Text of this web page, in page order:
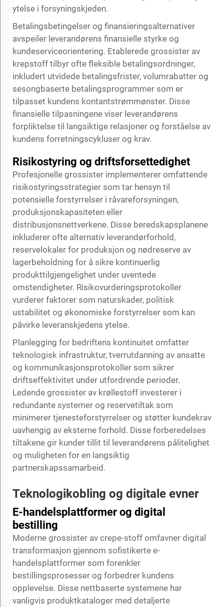
ytelse i forsyningskjeden.
Betalingsbetingelser og finansieringsalternativer
avspeiler leverandørens finansielle styrke og
kundeserviceorientering. Etablerede grossister av
krepstoff tilbyr ofte fleksible betalingsordninger,
inkludert utvidede betalingsfrister, volumrabatter og
sesongbaserte betalingsprogrammer som er
tilpasset kundens kontantstrømmønster. Disse
finansielle tilpasningene viser leverandørens
forpliktelse til langsiktige relasjoner og forståelse av
kundens forretningscykluser og krav.
Risikostyring og driftsforsettedighet
Profesjonelle grossister implementerer omfattende
risikostyringsstrategier som tar hensyn til
potensielle forstyrrelser i råvareforsyningen,
produksjonskapasiteten eller
distribusjonsnettverkene. Disse beredskapsplanene
inkluderer ofte alternativ leverandørforhold,
reservelokaler for produksjon og nødreserve av
lagerbeholdning for å sikre kontinuerlig
produkttilgjengelighet under uventede
omstendigheter. Risikovurderingsprotokoller
vurderer faktorer som naturskader, politisk
ustabilitet og økonomiske forstyrrelser som kan
påvirke leveranskjedens ytelse.
Planlegging for bedriftens kontinuitet omfatter
teknologisk infrastruktur, tverrutdanning av ansatte
og kommunikasjonsprotokoller som sikrer
driftseffektivitet under utfordrende perioder.
Ledende grossister av krøllestoff investerer i
redundante systemer og reservetiltak som
minimerer tjenesteforstyrrelser og støtter kundekrav
uavhengig av eksterne forhold. Disse forberedelses
tiltakene gir kunder tillit til leverandørens pålitelighet
og muligheten for en langsiktig
partnerskapssamarbeid.
Teknologikobling og digitale evner
E-handelsplattformer og digital
bestilling
Moderne grossister av crepe-stoff omfavner digital
transformasjon gjennom sofistikerte e-
handelsplattformer som forenkler
bestillingsprosesser og forbedrer kundens
opplevelse. Disse nettbaserte systemene har
vanligvis produktkataloger med detaljerte